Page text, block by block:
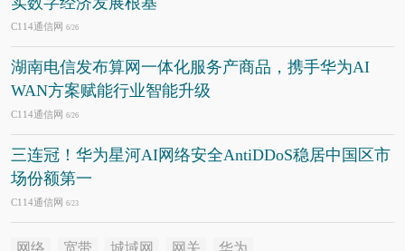
C114通信网 6/26
湖南电信发布算网一体化服务产商品，携手华为AI
WAN方案赋能行业智能升级
C114通信网 6/26
三连冠！华为星河AI网络安全AntiDDoS稳居中国区市
场份额第一
C114通信网 6/23
网络 宽带 城域网 网关 华为